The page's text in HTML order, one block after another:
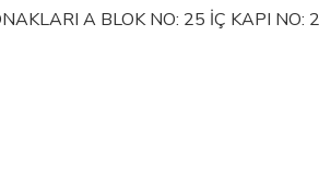
A BLOK NO: 25 İÇ KAPI NO: